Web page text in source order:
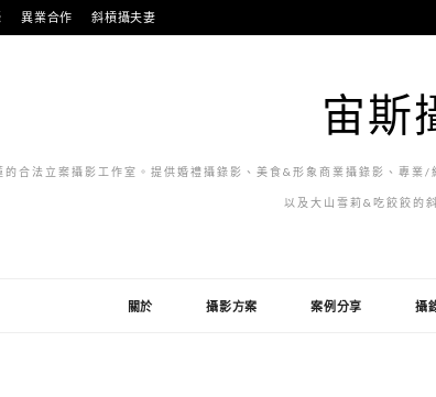
異業合作 斜槓攝夫妻
宙斯
的合法立案攝影工作室。提供婚禮攝錄影、美食&形象商業攝錄影、專
以及大山雪莉&吃餃餃的
關於 攝影方案 案例分享 攝